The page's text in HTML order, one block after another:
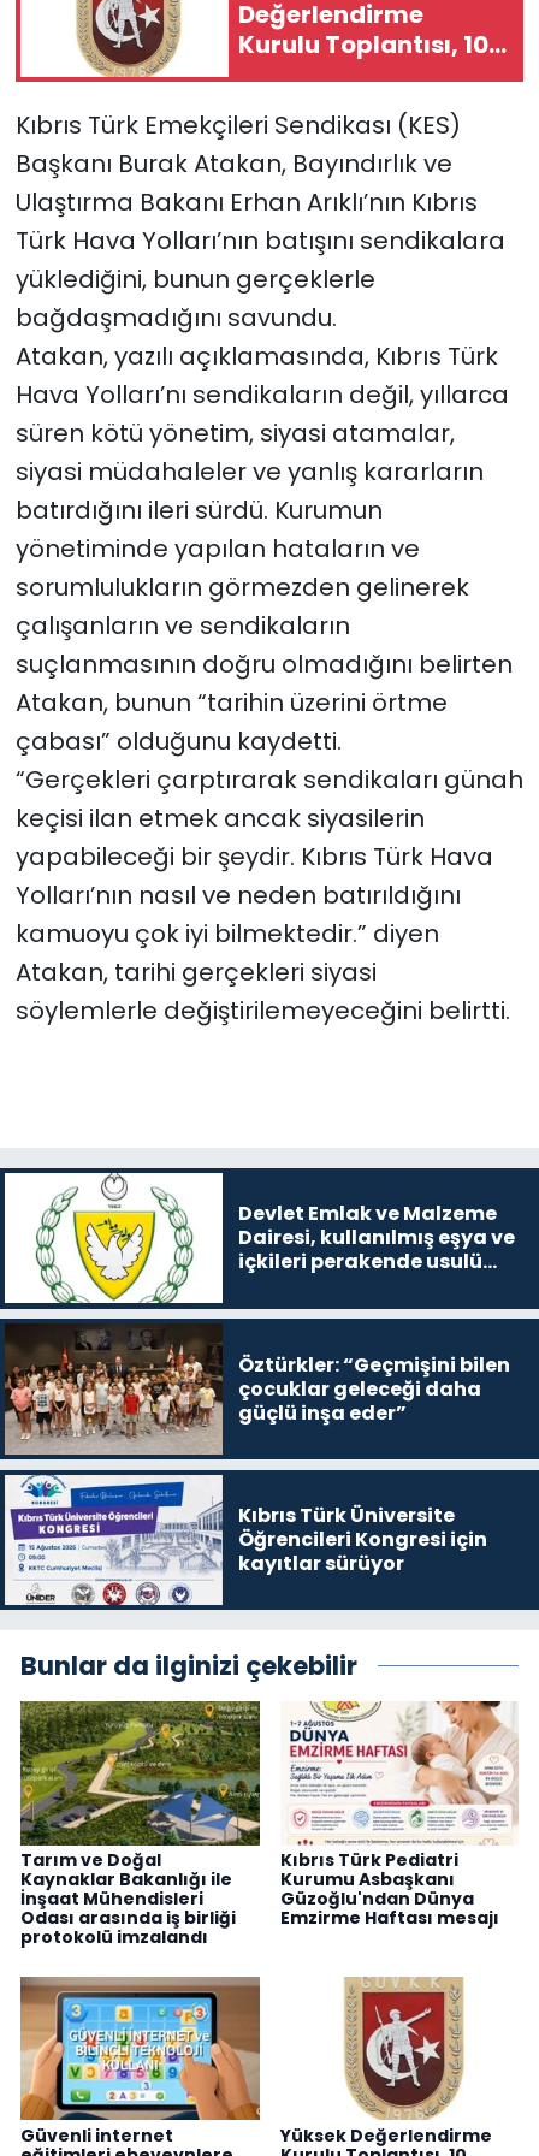
Değerlendirme
Kurulu Toplantısı, 10
Ağustos Pazartesi
gününe ertelendi
Kıbrıs Türk Emekçileri Sendikası (KES)
Başkanı Burak Atakan, Bayındırlık ve
Ulaştırma Bakanı Erhan Arıklı’nın Kıbrıs
Türk Hava Yolları’nın batışını sendikalara
yüklediğini, bunun gerçeklerle
bağdaşmadığını savundu.
Atakan, yazılı açıklamasında, Kıbrıs Türk
Hava Yolları’nı sendikaların değil, yıllarca
süren kötü yönetim, siyasi atamalar,
siyasi müdahaleler ve yanlış kararların
batırdığını ileri sürdü. Kurumun
yönetiminde yapılan hataların ve
sorumlulukların görmezden gelinerek
çalışanların ve sendikaların
suçlanmasının doğru olmadığını belirten
Atakan, bunun “tarihin üzerini örtme
çabası” olduğunu kaydetti.
“Gerçekleri çarptırarak sendikaları günah
keçisi ilan etmek ancak siyasilerin
yapabileceği bir şeydir. Kıbrıs Türk Hava
Yolları’nın nasıl ve neden batırıldığını
kamuoyu çok iyi bilmektedir.” diyen
Atakan, tarihi gerçekleri siyasi
söylemlerle değiştirilemeyeceğini belirtti.
Devlet Emlak ve Malzeme
Dairesi, kullanılmış eşya ve
içkileri perakende usulü
Öztürkler: “Geçmişini bilen
çocuklar geleceği daha
güçlü inşa eder”
Kıbrıs Türk Üniversite
Öğrencileri Kongresi için
kayıtlar sürüyor
Bunlar da ilginizi çekebilir
Tarım ve Doğal
Kaynaklar Bakanlığı ile
İnşaat Mühendisleri
Odası arasında iş birliği
protokolü imzalandı
Kıbrıs Türk Pediatri
Kurumu Asbaşkanı
Güzoğlu'ndan Dünya
Emzirme Haftası mesajı
Güvenli internet
Yüksek Değerlendirme
SAĞLIK
Spor
Teknoloji
TÜRKiYE
Video Galeri
YAŞAM
Yazarlar